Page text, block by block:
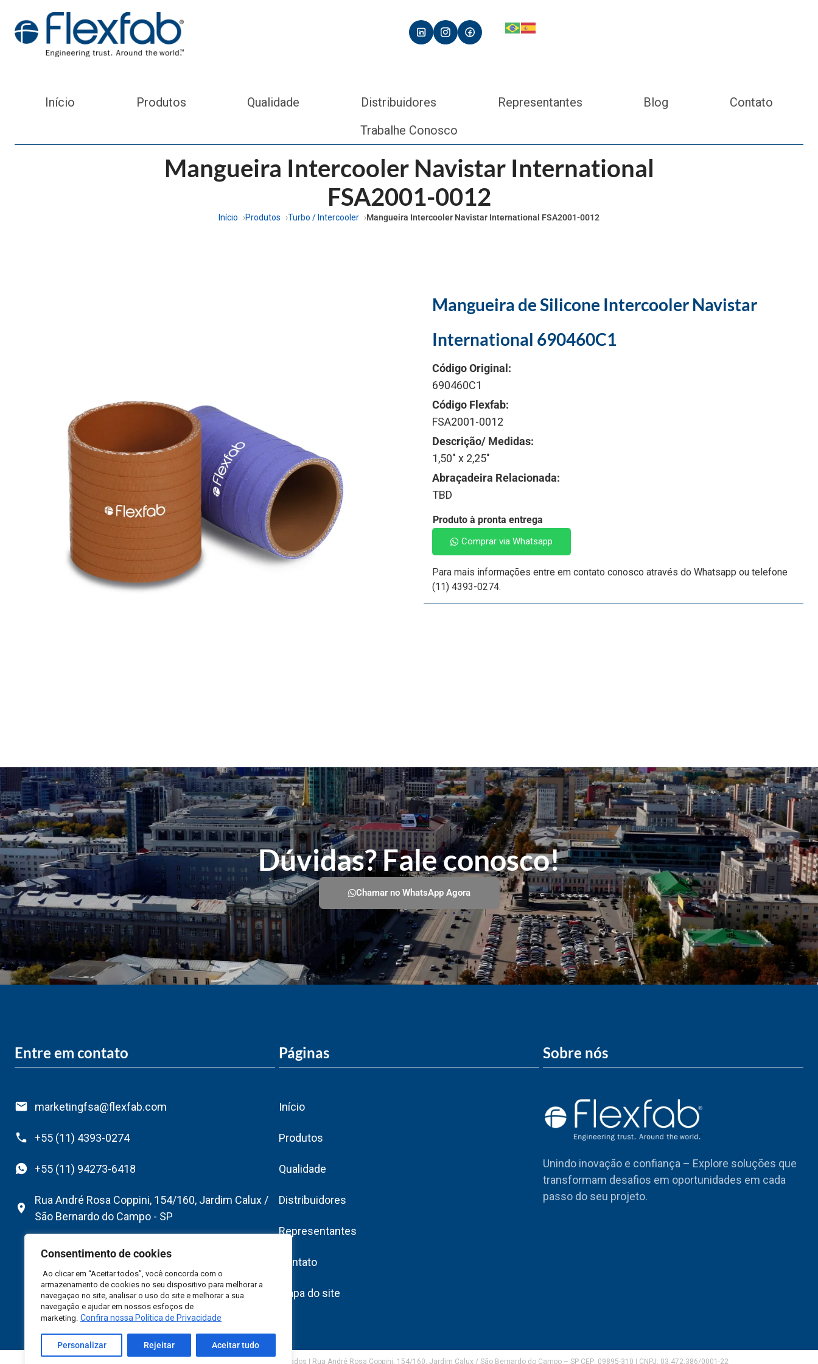
Consentimento de cookies
Ao clicar em “Aceitar todos”, você concorda com o
armazenamento de cookies no seu dispositivo para melhorar a
navegaçao no site, analisar o uso do site e melhorar a sua
navegação e ajudar em nossos esfoços de
marketing. Confira nossa Política de Privacidade
Personalizar Rejeitar Aceitar tudo
Início Produtos Qualidade Distribuidores Representantes Blog
Contato
Trabalhe Conosco
Mangueira Intercooler Navistar International
FSA2001-0012
Início Produtos Turbo / Intercooler Mangueira Intercooler Navistar International FSA2001-0012
Mangueira de Silicone Intercooler Navistar
International 690460C1
Código Original:
690460C1
Código Flexfab:
FSA2001-0012
Descrição/ Medidas:
1,50" x 2,25"
Abraçadeira Relacionada:
TBD
Produto à pronta entrega
Comprar via Whatsapp
Para mais informações entre em contato conosco através do Whatsapp ou telefone
(11) 4393-0274.
Dúvidas? Fale conosco!
Chamar no WhatsApp Agora
Entre em contato
marketingfsa@flexfab.com
+55 (11) 4393-0274
+55 (11) 94273-6418
Rua André Rosa Coppini, 154/160, Jardim Calux /
São Bernardo do Campo - SP
Páginas
Início
Produtos
Qualidade
Distribuidores
Representantes
Contato
Mapa do site
Sobre nós
Unindo inovação e confiança – Explore soluções que
transformam desafios em oportunidades em cada
passo do seu projeto.
©2026 Flexfab South America Ltda – Todos Direitos Reservados | Rua André Rosa Coppini, 154/160, Jardim Calux / São Bernardo do Campo – SP CEP: 09895-310 | CNPJ: 03.472.386/0001-22